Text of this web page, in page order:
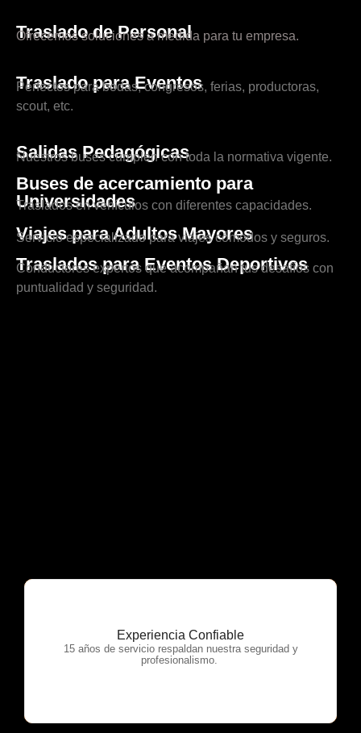
Traslado de Personal
Ofrecemos soluciones a medida para tu empresa.
Traslado para Eventos
Perfectos para bodas, congresos, ferias, productoras,
scout, etc.
Salidas Pedagógicas
Nuestros buses cumplen con toda la normativa vigente.
Buses de acercamiento para
Universidades
Traslados en vehículos con diferentes capacidades.
Viajes para Adultos Mayores
Servicio especializado para viajes cómodos y seguros.
Traslados para Eventos Deportivos
Conductores expertos que acompañan tus desafíos con
puntualidad y seguridad.
Experiencia Confiable
15 años de servicio respaldan nuestra seguridad y
profesionalismo.
OTP Servicios